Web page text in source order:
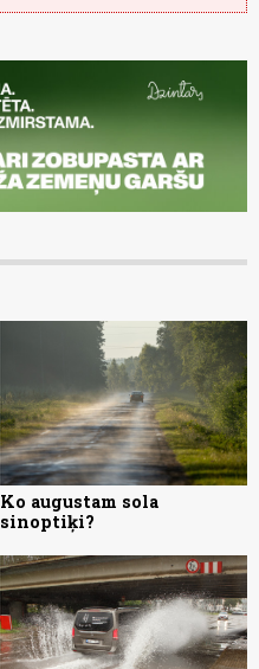
Ko augustam sola
sinoptiķi?